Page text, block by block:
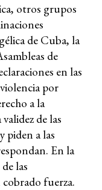
otros grupos
de Cuba, la
de
en las
por
a la
de las
piden a las
En la
las
fuerza.